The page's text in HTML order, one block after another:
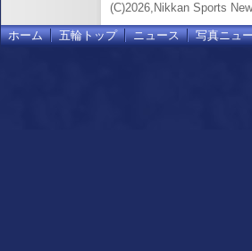
(C)2026,Nikkan Sports
ホーム 五輪トップ ニュース 写真ニュ